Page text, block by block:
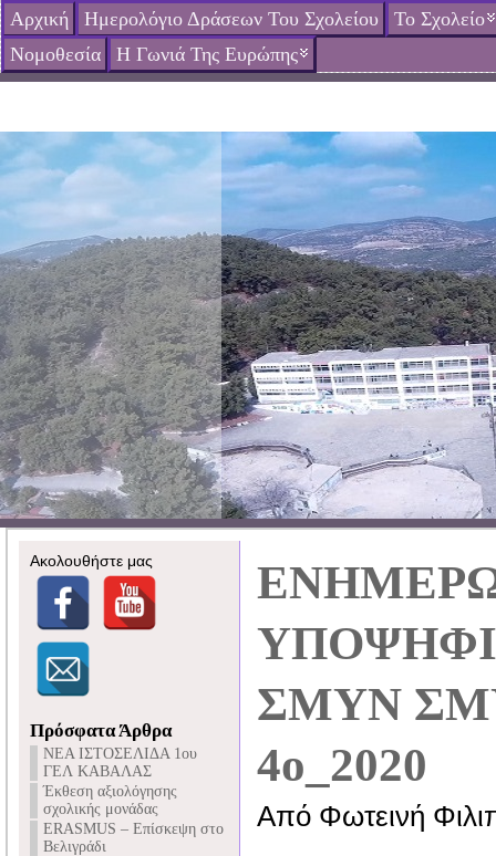
Αρχική Ημερολόγιο Δράσεων Του Σχολείου
Το Σχολείο
Νομοθεσία
Η Γωνιά Της Ευρώπης
Ακολουθήστε μας
Πρόσφατα Άρθρα
NEA ΙΣΤΟΣΕΛΙΔΑ 1ου
ΓΕΛ ΚΑΒΑΛΑΣ
Έκθεση αξιολόγησης
σχολικής μονάδας
ERASMUS – Επίσκεψη στο
Βελιγράδι
ΣΜΥΝ
4ο_2020
Από Φωτεινή